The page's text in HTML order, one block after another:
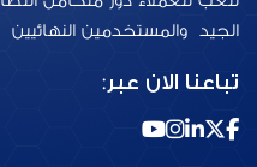
الجيد والمستخدمين النهائيين
تباعنا الان عبر: